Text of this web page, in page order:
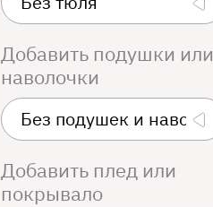
Добавить подушки или
наволочки
Добавить плед или
покрывало